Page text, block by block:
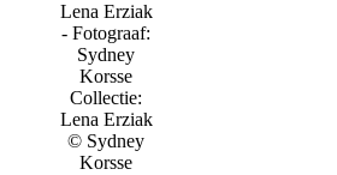
Collectie:
Lena Erziak
© Sydney
Korsse